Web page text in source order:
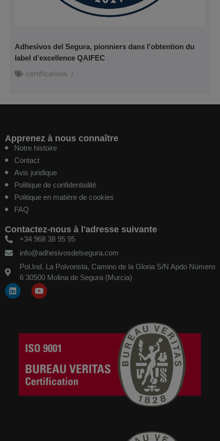
Adhesivos del Segura, pionniers dans l’obtention du
label d’excellence QAIFEC
certifications /
Apprenez à nous connaître
Notre histoire
Contact
Avis juridique
Politique de confidentialité
Politique en matière de cookies
FAQ
Contactez-nous à l'adresse suivante
+34 968 38 95 95
info@adhesivosdelsegura.com
Pol.Ind. La Polvorista, Camino de la Gloria S/N Apdo Número
6 30500 Molina de Segura (Murcia)